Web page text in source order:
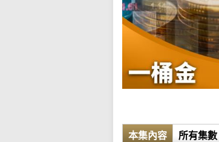
本集內容 所有集數